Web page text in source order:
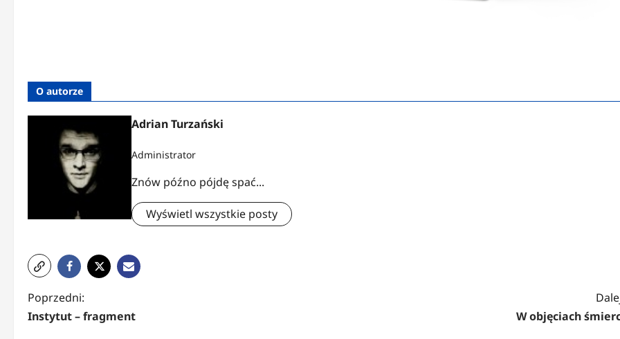
O autorze
Adrian Turzański
Administrator
Znów późno pójdę spać...
Wyświetl wszystkie posty
Z
o
Poprzedni:
Instytut – fragment
W objęciach